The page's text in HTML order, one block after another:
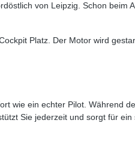
von Leipzig. Schon
Platz. Der Motor wird
wie ein echter Pilot. Während
Sie jederzeit und sorgt für ein